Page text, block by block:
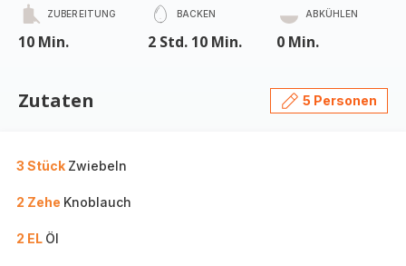
ZUBEREITUNG
10 Min.
BACKEN
2 Std. 10 Min.
ABKÜHLEN
0 Min.
Zutaten 5 Personen
3 Stück Zwiebeln
2 Zehe Knoblauch
2 EL Öl